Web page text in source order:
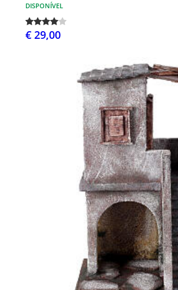
DISPONÍVEL
€ 29,00